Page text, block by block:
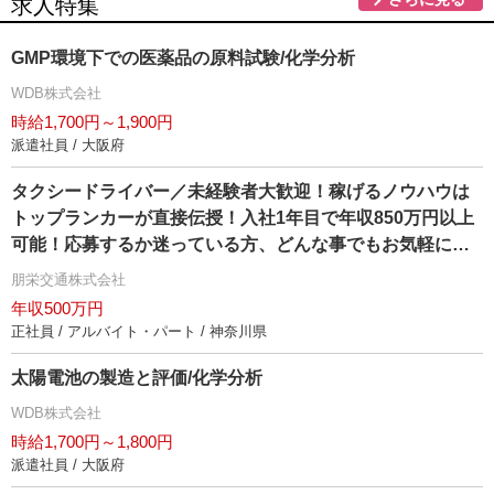
求人特集
GMP環境下での医薬品の原料試験/化学分析
WDB株式会社
時給1,700円～1,900円
派遣社員 / 大阪府
タクシードライバー／未経験者大歓迎！稼げるノウハウは
トップランカーが直接伝授！入社1年目で年収850万円以上
可能！応募するか迷っている方、どんな事でもお気軽にお
問い合わせ下さい！↓↓同時募集（詳細は採用担当宛までお
電話下さい）↓↓「運行管理者（正社員）募集中」月給25万
円～30万円 未経験ＯＫ
朋栄交通株式会社
年収500万円
正社員 / アルバイト・パート / 神奈川県
太陽電池の製造と評価/化学分析
WDB株式会社
時給1,700円～1,800円
派遣社員 / 大阪府